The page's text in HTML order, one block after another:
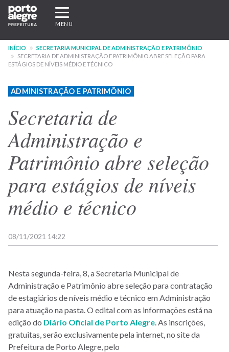
Pular
para
conteúdo
principal
Expandir/recolher
navegação
MENU
INÍCIO
SECRETARIA MUNICIPAL DE ADMINISTRAÇÃO E PATRIMÔNIO
SECRETARIA DE ADMINISTRAÇÃO E PATRIMÔNIO ABRE SELEÇÃO PARA
ESTÁGIOS DE NÍVEIS MÉDIO E TÉCNICO
ADMINISTRAÇÃO E PATRIMÔNIO
Secretaria de
Administração e
Patrimônio abre seleção
para estágios de níveis
médio e técnico
08/11/2021 14:22
Nesta segunda-feira, 8, a Secretaria Municipal de
Administração e Patrimônio abre seleção para contratação
de estagiários de níveis médio e técnico em Administração
para atuação na pasta. O edital com as informações está na
edição do Diário Oficial de Porto Alegre . As inscrições,
gratuitas, serão exclusivamente pela internet, no site da
Prefeitura de Porto Alegre, pelo